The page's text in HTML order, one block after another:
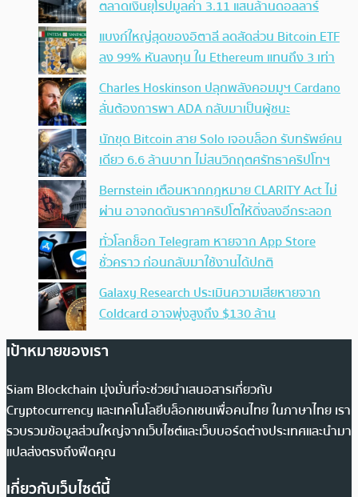
ตลาดเงินยุโรปมูลค่า 3.11 แสนล้านดอลลาร์
แบงก์ใหญ่สุดของอิตาลี ลดสัดส่วน Bitcoin ETF
ลง 99% หันลงทุน ใน Ethereum แทนถึง 3 เท่า
Charles Hoskinson ปลุกพลังคอมมูฯ Cardano
ลั่นต้องการพา ADA กลับมาเป็นผู้ชนะ
นักขุด Bitcoin สาย Solo เจอบล็อก รับทรัพย์คน
เดียว 6.6 ล้านบาท ไม่สนวิกฤตศรัทธาคริปโทฯ
Bernstein เตือนหากกฎหมาย CLARITY Act ไม่
ผ่าน อาจกดดันราคาคริปโตให้ดิ่งลงอีกระลอก
ทั่วโลกช็อก Telegram หายจาก App Store
ชั่วคราว ก่อนกลับมาใช้งานได้ปกติ
Galaxy Research ประเมินความเสียหายจาก
Coldcard อาจพุ่งสูงถึง $130 ล้าน
เป้าหมายของเรา
Siam Blockchain มุ่งมั่นที่จะช่วยนำเสนอสารเกี่ยวกับ
Cryptocurrency และเทคโนโลยีบล็อกเชนเพื่อคนไทย ในภาษาไทย เรา
รวบรวมข้อมูลส่วนใหญ่จากเว็บไซต์และเว็บบอร์ดต่างประเทศและนำมา
แปลส่งตรงถึงฟีดคุณ
เกี่ยวกับเว็บไซต์นี้